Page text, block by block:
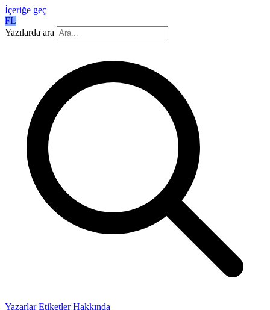
İçeriğe geç
FL
Yazılarda ara
Yazarlar Etiketler Hakkında